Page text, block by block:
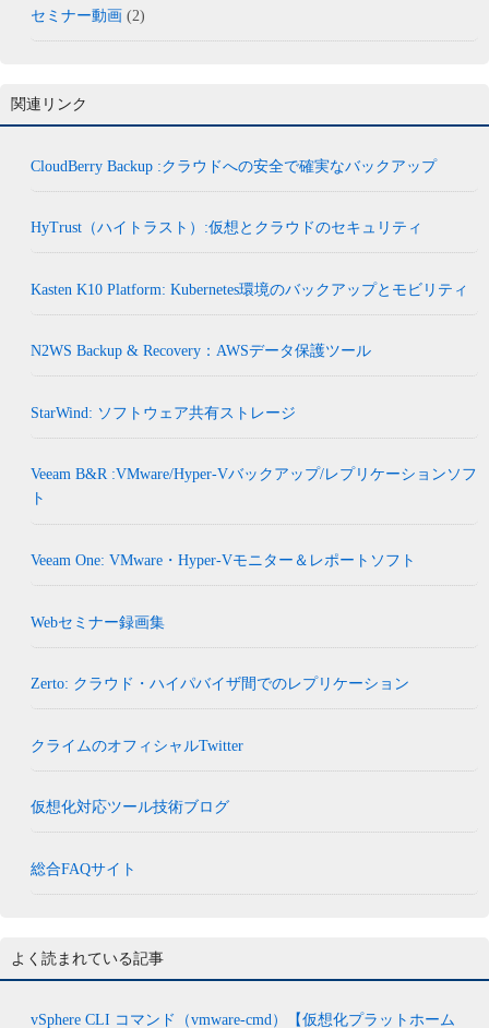
セミナー動画 (2)
関連リンク
CloudBerry Backup :クラウドへの安全で確実なバックアップ
HyTrust（ハイトラスト）:仮想とクラウドのセキュリティ
Kasten K10 Platform: Kubernetes環境のバックアップとモビリティ
N2WS Backup & Recovery：AWSデータ保護ツール
StarWind: ソフトウェア共有ストレージ
Veeam B&R :VMware/Hyper-Vバックアップ/レプリケーションソフ
ト
Veeam One: VMware・Hyper-Vモニター＆レポートソフト
Webセミナー録画集
Zerto: クラウド・ハイパバイザ間でのレプリケーション
クライムのオフィシャルTwitter
仮想化対応ツール技術ブログ
総合FAQサイト
よく読まれている記事
vSphere CLI コマンド（vmware-cmd）【仮想化プラットホーム